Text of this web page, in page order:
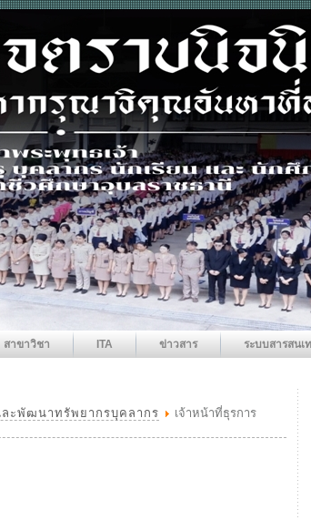
สาขาวิชา ITA ข่าวสาร ระบบสารสนเ
ละพัฒนาทรัพยากรบุคลากร เจ้าหน้าที่ธุรการ